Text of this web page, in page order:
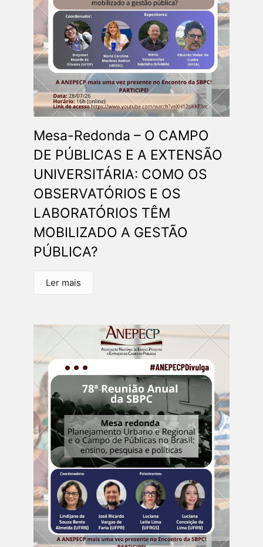
Mesa-Redonda – O CAMPO
DE PÚBLICAS E A EXTENSÃO
UNIVERSITÁRIA: COMO OS
OBSERVATÓRIOS E OS
LABORATÓRIOS TÊM
MOBILIZADO A GESTÃO
PÚBLICA?​
Ler mais